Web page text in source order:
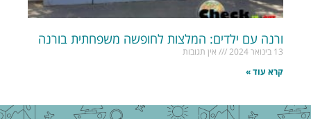
ורנה עם ילדים: המלצות לחופשה משפחתית בורנה
13 בינואר 2024
אין תגובות
קרא עוד »